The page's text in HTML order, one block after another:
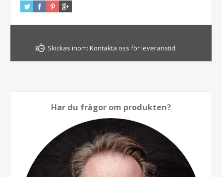
Skickas inom: Kontakta oss för leveranstid
Har du frågor om produkten?